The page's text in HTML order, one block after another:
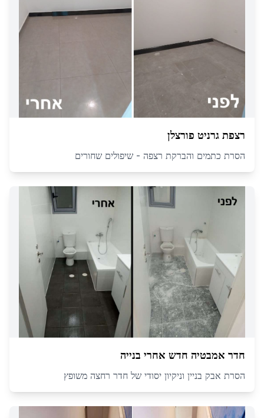
רצפת גרניט פורצלן
הסרת כתמים והברקת רצפה - שיפולים שחורים
חדר אמבטיה חדש אחרי בנייה
הסרת אבק בניין וניקיון יסודי של חדר רחצה משופץ